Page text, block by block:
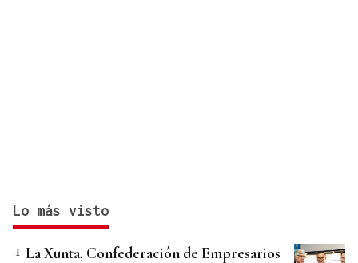
Lo más visto
La Xunta, Confederación de Empresarios